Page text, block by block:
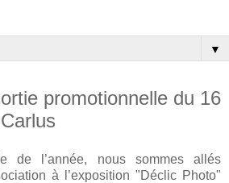
▼
promotionnelle du 16
de l’année, nous sommes allés
à l’exposition "Déclic Photo"